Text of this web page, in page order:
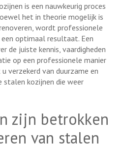
is een nauwkeurig proces
het in theorie mogelijk is
wordt professionele
optimaal resultaat. Een
de juiste kennis, vaardigheden
op een professionele manier
verzekerd van duurzame en
stalen kozijnen die weer
zijn betrokken
van stalen